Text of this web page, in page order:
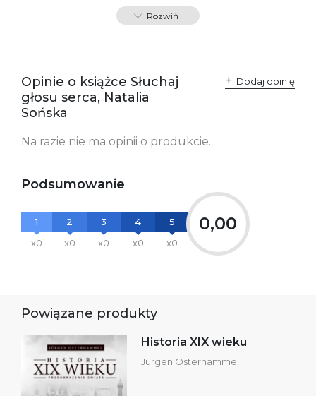
ISBN 9788366431126
odpowiedzialne za
zgodność produktu z
przepisami:
Sp. z o.o.
ul. Fredry 8
bezpieczeństwa:
Rozwiń
Opinie o książce Słuchaj
głosu serca, Natalia
Sońska
Dodaj opinię
Na razie nie ma opinii o produkcie.
Podsumowanie
1
x0
2
x0
3
x0
4
x0
5
x0
0,00
Powiązane produkty
Historia XIX wieku
Jurgen Osterhammel